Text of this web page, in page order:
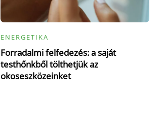
ENERGETIKA
Forradalmi felfedezés: a saját
testhőnkből tölthetjük az
okoseszközeinket